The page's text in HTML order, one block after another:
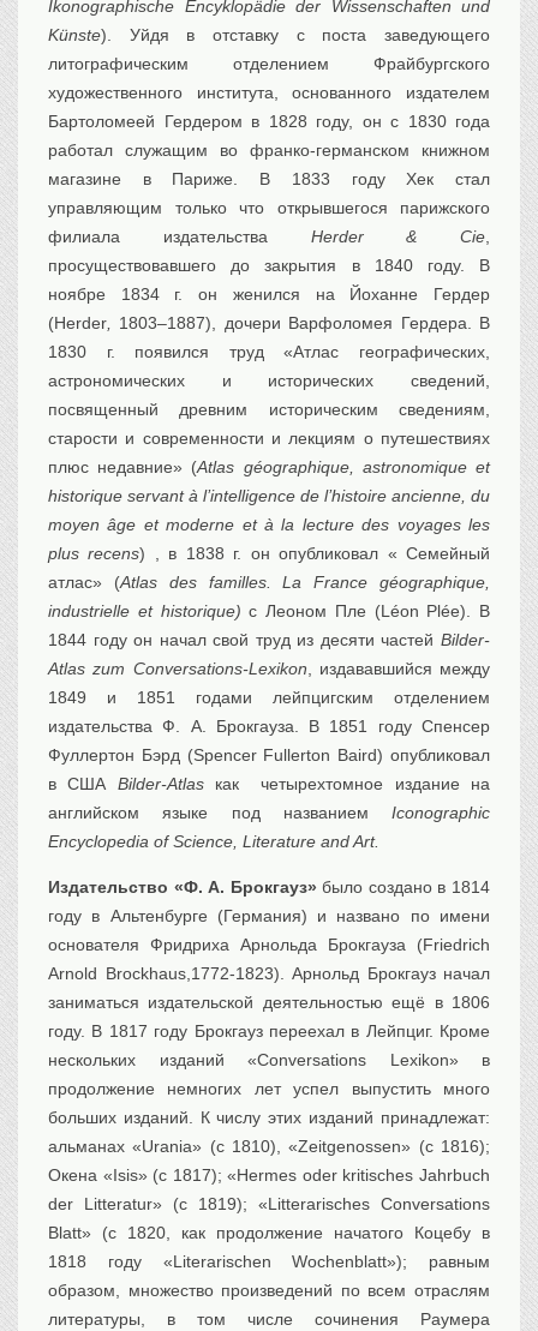
Ikonographische Encyklopädie der Wissenschaften und
Künste). Уйдя в отставку с поста заведующего
литографическим отделением Фрайбургского
художественного института, основанного издателем
Бартоломеей Гердером в 1828 году, он с 1830 года
работал служащим во франко-германском книжном
магазине в Париже. В 1833 году Хек стал
управляющим только что открывшегося парижского
филиала издательства Herder & Cie
просуществовавшего до закрытия в 1840 году. В
ноябре 1834 г. он женился на Йоханне Гердер
(Herder
1803–1887), дочери Варфоломея Гердера. В
1830 г. появился труд «Атлас географических,
астрономических и исторических сведений,
посвященный древним историческим сведениям,
старости и современности и лекциям о путешествиях
плюс недавние» (Atlas géographique, astronomique et
historique servant à l’intelligence de l’histoire ancienne, du
moyen âge et moderne et à la lecture des voyages les
plus recens) , в 1838 г. он опубликовал « Семейный
атлас» (Atlas des familles. La France géographique,
industrielle et historique) с Леоном Пле (Léon Plée). В
1844 году он начал свой труд из десяти частей Bilder-
Atlas zum Conversations-Lexikon , издававшийся между
1849 и 1851 годами лейпцигским отделением
издательства Ф. А. Брокгауза. В 1851 году Спенсер
Фуллертон Бэрд (Spencer Fullerton Baird) опубликовал
в США Bilder-Atlas как четырехтомное издание на
английском языке под названием Iconographic
Encyclopedia of Science, Literature and Art.
Издательство «Ф. А. Брокгауз» было создано в 1814
году в Альтенбурге (Германия) и названо по имени
основателя Фридриха Арнольда Брокгауза (Friedrich
Arnold Brockhaus,1772-1823). Арнольд Брокгауз начал
заниматься издательской деятельностью ещё в 1806
году. В 1817 году Брокгауз переехал в Лейпциг. Кроме
нескольких изданий «Conversations Lexikon» в
продолжение немногих лет успел выпустить много
больших изданий. К числу этих изданий принадлежат:
альманах «Urania» (с 1810), «Zeitgenossen» (с 1816);
Окена «Isis» (с 1817); «Hermes oder kritisches Jahrbuch
der Litteratur» (с 1819); «Litterarisches Conversations
Blatt» (с 1820, как продолжение начатого Коцебу в
1818 году «Literarischen Wochenblatt»); равным
образом, множество произведений по всем отраслям
литературы, в том числе сочинения Раумера